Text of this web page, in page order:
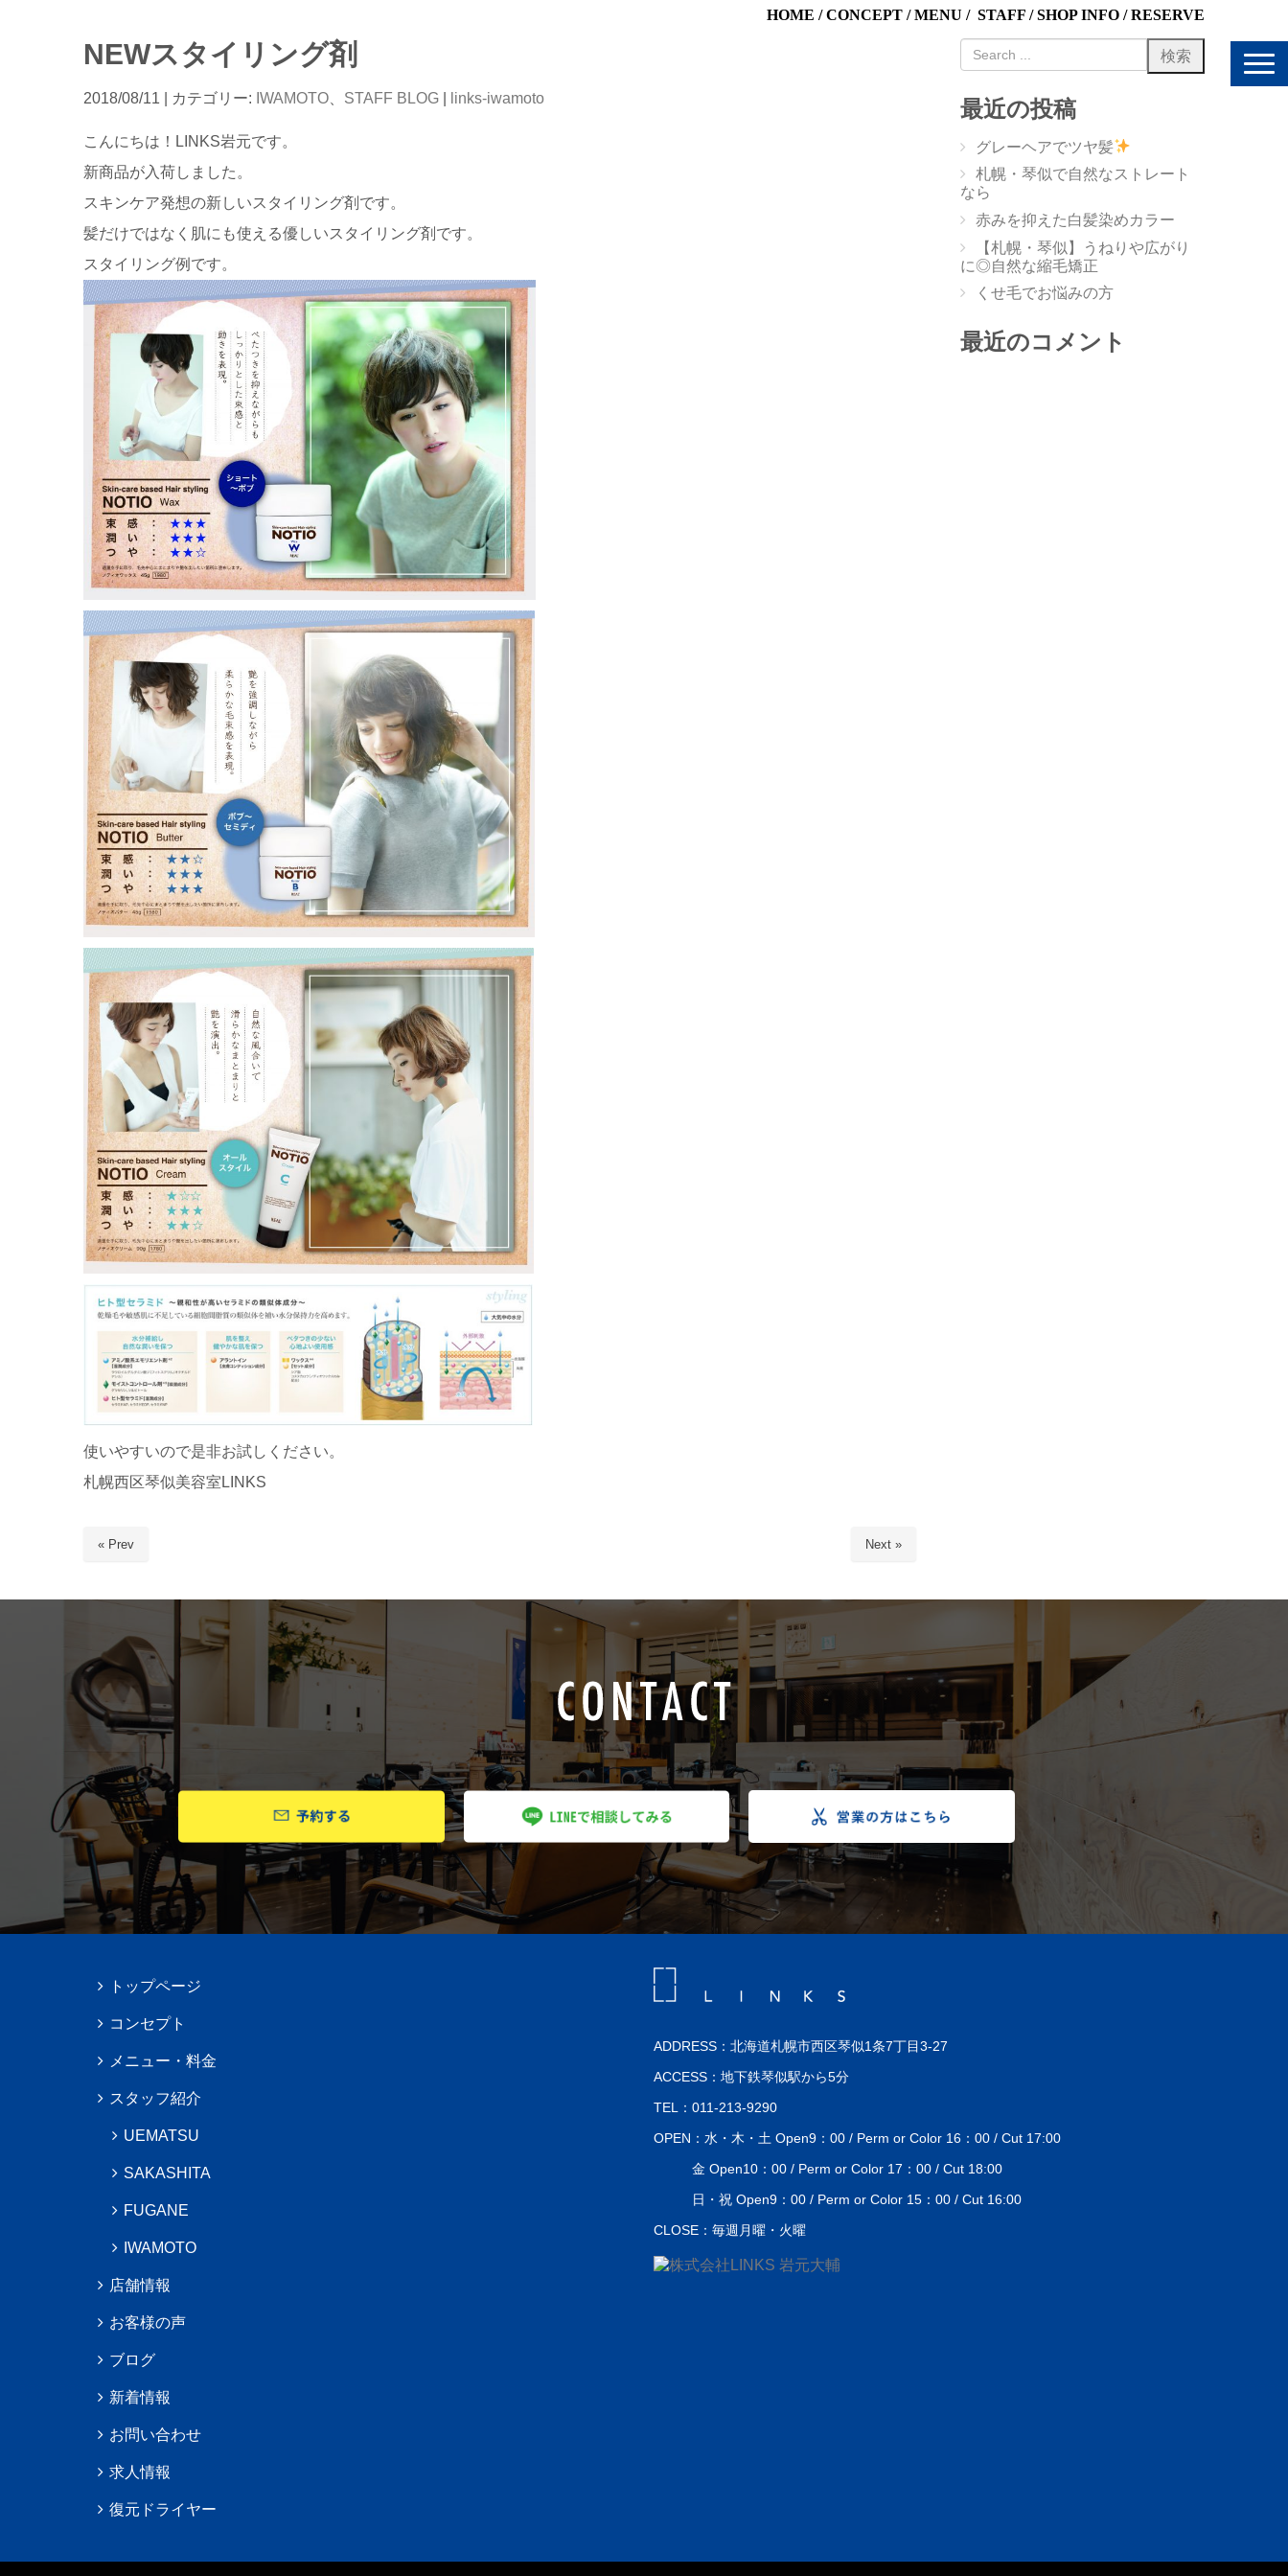
HOME /CONCEPT /MENU / STAFF /SHOP INFO /RESERVE
N
NEWスタイリング剤
2018/08/11 | カテゴリー: IWAMOTO STAFF BLOG links-iwamoto
こんにちは！LINKS岩元です。
新商品が入荷しました。
スキンケア発想の新しいスタイリング剤です。
髪だけではなく肌にも使える優しいスタイリング剤です。
スタイリング例です。
使いやすいので是非お試しください。
札幌西区琴似美容室LINKS
« Prev Next »
最近の投稿
グレーヘアでツヤ髪
札幌・琴似で自然なストレート
なら
赤みを抑えた白髪染めカラー
【札幌・琴似】うねりや広がり
に◎自然な縮毛矯正
くせ毛でお悩みの方
最近のコメント
トップページ
コンセプト
メニュー・料金
スタッフ紹介
UEMATSU
SAKASHITA
FUGANE
IWAMOTO
店舗情報
お客様の声
ブログ
新着情報
お問い合わせ
求人情報
復元ドライヤー
ADDRESS：北海道札幌市西区琴似1条7丁目3-27
ACCESS：地下鉄琴似駅から5分
TEL：011-213-9290
OPEN：水・木・土 Open9：00 / Perm or Color 16：00 / Cut 17:00
金 Open10：00 / Perm or Color 17：00 / Cut 18:00
日・祝 Open9：00 / Perm or Color 15：00 / Cut 16:00
CLOSE：毎週月曜・火曜